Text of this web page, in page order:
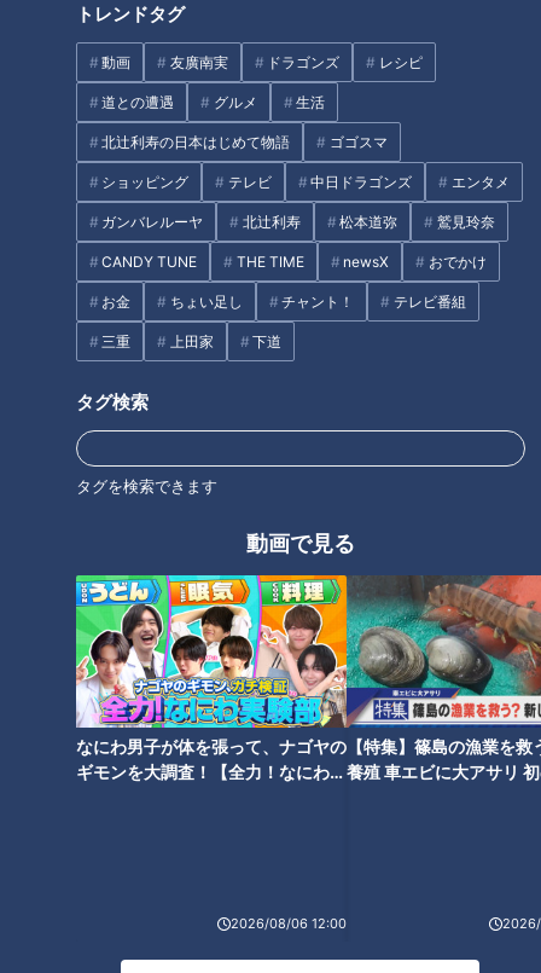
トレンドタグ
動画 友廣南実 ドラゴンズ レシピ
道との遭遇 グルメ 生活
北辻利寿の日本はじめて物語 ゴゴスマ
ショッピング テレビ 中日ドラゴンズ エンタメ
ガンバレルーヤ 北辻利寿 松本道弥 鷲見玲奈
CANDY TUNE THE TIME newsX おでかけ
お金 ちょい足し チャント！ テレビ番組
三重 上田家 下道
タグ検索
タグを検索できます
動画で見る
なにわ男子が体を張って、ナゴヤの
ギモンを大調査！【全力！なにわ実
2026/08/06 12:00
【特集】篠島の漁業を救
養殖 車エビに大アサリ
友廣アナの自転車旅｜知多半島
から渥美半島の先端へ！新シリ
ーズ始動 125kmの自転車旅！
【チャント！特集】
激安！工場直売所セールSP【太
田×石井のデララバ】
タグ
グルメ チャント！ 愛知 餃子
オススメ関連コンテンツ
まるでパンを食べているような
分厚い皮の焼き餃子！？“ヤケド
覚悟”でハマる常連客続出の町中
加藤愛が行く！三重・伊勢市の
愛されフード『美鈴のぎょう
ざ』を調査！ 生のままだともつ
のは5分！だからいつも作りた
ての餃子
本限定メニュー「海老の甘酢」